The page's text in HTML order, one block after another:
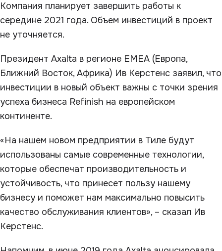
Компания планирует завершить работы к
середине 2021 года. Объем инвестиций в проект
не уточняется.
Президент Axalta в регионе EMEA (Европа,
Ближний Восток, Африка) Ив Керстенс заявил, что
инвестиции в новый объект важны с точки зрения
успеха бизнеса Refinish на европейском
континенте.
«На нашем новом предприятии в Тиле будут
использованы самые современные технологии,
которые обеспечат производительность и
устойчивость, что принесет пользу нашему
бизнесу и поможет нам максимально повысить
качество обслуживания клиентов», – сказал Ив
Керстенс.